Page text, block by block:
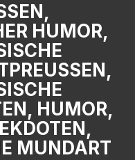
HUMOR,
A
OS
KUR
MUN
OST